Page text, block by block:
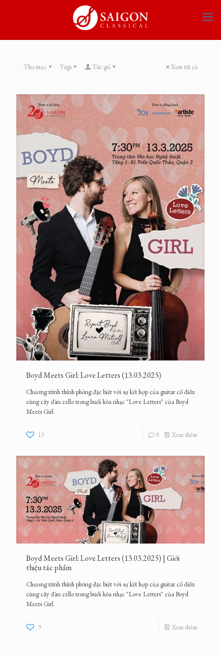
Thư mục Tags Tác giả Xem tất cả
Boyd Meets Girl: Love Letters (13.03.2025)
Chương trình thính phòng đặc biệt với sự kết hợp của guitar cổ điển
cùng cây đàn cello trong buổi hòa nhạc "Love Letters" của Boyd
Meets Girl.
13 0 Xem thêm
Boyd Meets Girl: Love Letters (13.03.2025) | Giới
thiệu tác phẩm
Chương trình thính phòng đặc biệt với sự kết hợp của guitar cổ điển
cùng cây đàn cello trong buổi hòa nhạc "Love Letters" của Boyd
Meets Girl.
9 Xem thêm